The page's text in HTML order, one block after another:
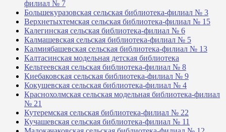
филиал № 7
Большекуразовская сельская библиотека-филиал № 3
Верхнетыхтемская сельская библиотека-филиал № 15
Калегинская сельская библиотека-филиал № 6
Калмашевская сельская библиотека-филиал № 5
Калмиябашевская сельская библиотека-филиал № 13
Калтасинская модельная детская библиотека
Кельтеевская сельская библиотека-филиал № 8
Киебаковская сельская библиотека-филиал № 9
Кокушевская сельская библиотека-филиал № 4
Краснохолмская сельская модельная библиотека-филиал
№ 21
Кутеремская сельская библиотека-филиал № 22
Кучашевская сельская библиотека-филиал № 11